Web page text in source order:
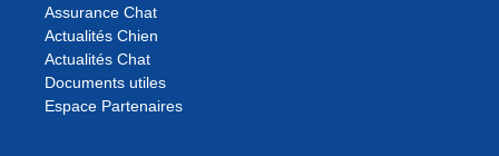
Assurance Chat
Actualités Chien
Actualités Chat
Documents utiles
Espace Partenaires